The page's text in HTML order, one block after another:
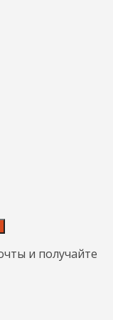
и получайте